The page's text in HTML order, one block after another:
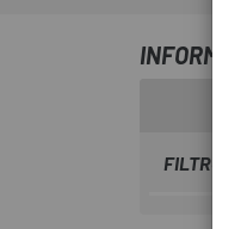
FILTRO